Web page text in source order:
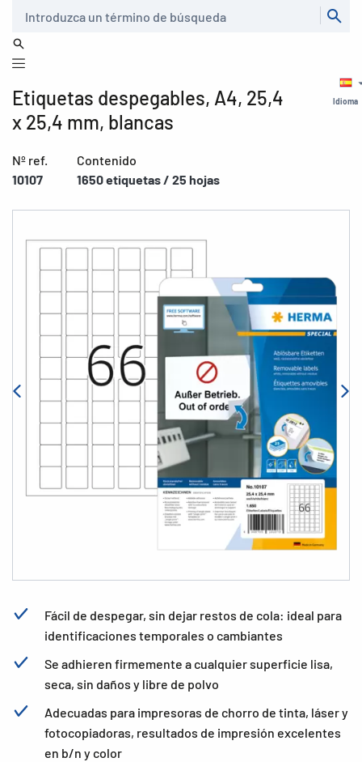
Idioma
Etiquetas despegables, A4, 25,4
x 25,4 mm, blancas
Nº ref.
10107
Contenido
1650 etiquetas / 25 hojas
Fácil de despegar, sin dejar restos de cola: ideal para
identificaciones temporales o cambiantes
Se adhieren firmemente a cualquier superficie lisa,
seca, sin daños y libre de polvo
Adecuadas para impresoras de chorro de tinta, láser y
fotocopiadoras, resultados de impresión excelentes
en b/n y color